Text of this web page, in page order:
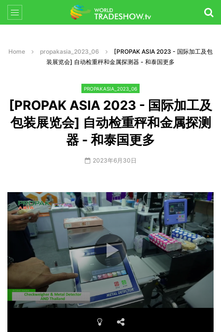
Home propakasia_2023_06
[PROPAK ASIA 2023 - 国际加工及包
装展览会] 自动检重秤和金属探测器 - 和泰国更多
PROPAKASIA_2023_06
[PROPAK ASIA 2023 - 国际加工及
包装展览会] 自动检重秤和金属探测
器 - 和泰国更多
2023年6月30日